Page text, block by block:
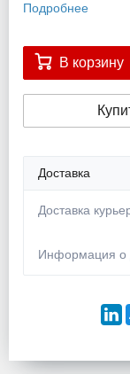
Подробнее
В корзину
Доставка
Доставка
Информация о